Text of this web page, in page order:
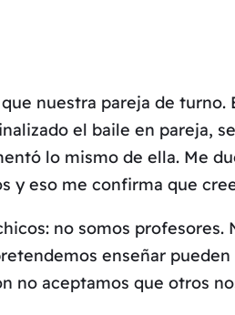
nuestra pareja de
el baile en pareja,
lo mismo de ella. Me
y eso me confirma que
no somos
enseñar
no aceptamos que otros